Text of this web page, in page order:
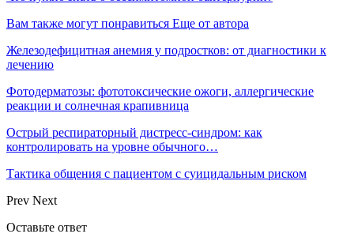
Вам также могут понравиться Еще от автора
Железодефицитная анемия у подростков: от диагностики к
лечению
Фотодерматозы: фототоксические ожоги, аллергические
реакции и солнечная крапивница
Острый респираторный дистресс-синдром: как
контролировать на уровне обычного…
Тактика общения с пациентом с суицидальным риском
Prev Next
Оставьте ответ